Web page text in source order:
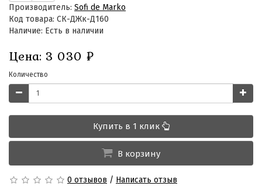
Производитель: Sofi de Marko
Код товара: СК-ДЖк-Д160
Наличие: Есть в наличии
Цена: 3 030 ₽
Количество
Купить в 1 клик
В корзину
0 отзывов / Написать отзыв